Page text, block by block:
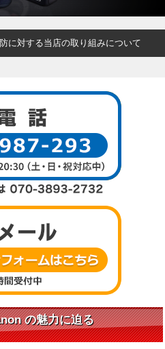
に対する当店の取り組みについて
の魅力に迫る